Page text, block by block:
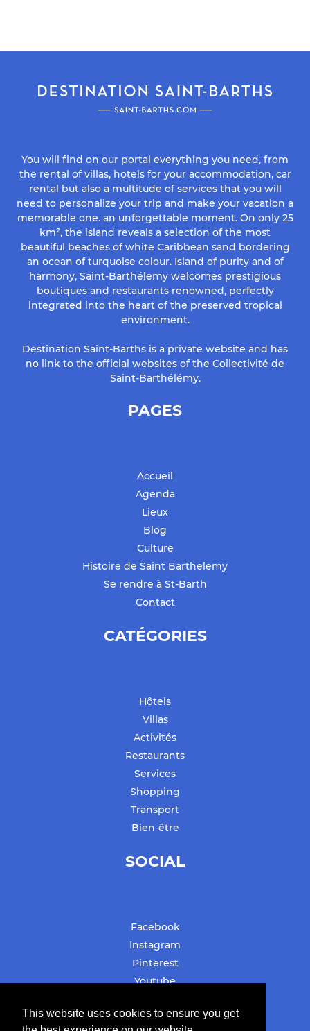
This website uses cookies to ensure you get
You will find on our portal everything you need, from
the rental of villas, hotels for your accommodation, car
rental but also a multitude of services that you will
need to personalize your trip and make your vacation a
memorable one. an unforgettable moment. On only 25
km², the island reveals a selection of the most
beautiful beaches of white Caribbean sand bordering
an ocean of turquoise colour. Island of purity and of
harmony, Saint-Barthélemy welcomes prestigious
boutiques and restaurants renowned, perfectly
integrated into the heart of the preserved tropical
environment.
Destination Saint-Barths is a private website and has
no link to the official websites of the Collectivité de
Saint-Barthélémy.
PAGES
Accueil
Agenda
Lieux
Blog
Culture
Histoire de Saint Barthelemy
Se rendre à St-Barth
Contact
CATÉGORIES
Hôtels
Villas
Activités
Restaurants
Services
Shopping
Transport
Bien-être
SOCIAL
Facebook
Instagram
Pinterest
Youtube